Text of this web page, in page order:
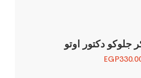
دكتور اوتو
EGP